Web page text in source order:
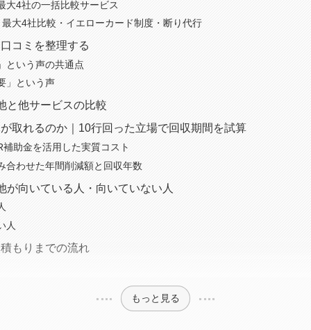
大4社の一括比較サービス
大4社比較・イエローカード制度・断り代行
コミを整理する
という声の共通点
」という声
と他サービスの比較
取れるのか｜10行回った立場で回収期間を試算
助金を活用した実質コスト
合わせた年間削減額と回収年数
が向いている人・向いていない人
人
もりまでの流れ
もっと見る